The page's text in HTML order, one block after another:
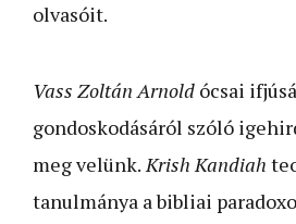
olvasóit.
Vass Zoltán Arnold ócsai
gondoskodásáról szóló
meg velünk.Krish Kandiah
tanulmánya a bibliai